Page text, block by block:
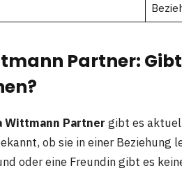
Partner:
Wittmann Partner gibt es
ob sie in einer Beziehung
oder eine Freundin gibt es